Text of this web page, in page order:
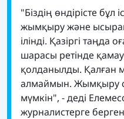
"Біздің өндірісте бұл
жымқыру және
ілінді. Қазіргі таңда
шарасы ретінде
қолданылды. Қалған
алмаймын. Жымқыру
мүмкін", - деді
журналистерге